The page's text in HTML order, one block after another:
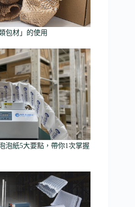
包材」的使用
泡紙5大要點，帶你1次掌握